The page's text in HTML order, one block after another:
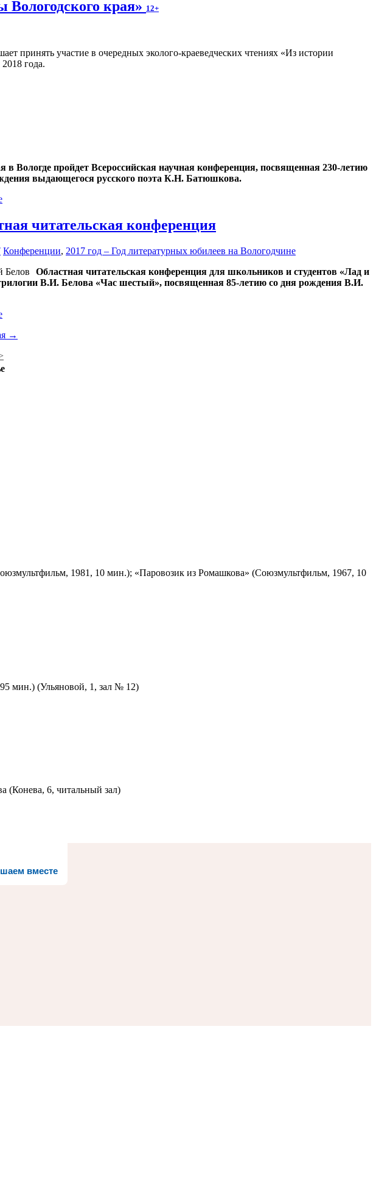
Вологодского края» 12+
принять участие в очередных эколого-краеведческих чтениях «Из истории
года.
в Вологде пройдет Всероссийская научная конференция, посвященная 230-летию
выдающегося русского поэта К.Н. Батюшкова.
читательская конференция
Конференции, 2017 год – Год литературных юбилеев на Вологодчине
Областная читательская конференция для школьников и студентов «Лад и
В.И. Белова «Час шестый», посвященная 85-летию со дня рождения В.И.
→
1981, 10 мин.); «Паровозик из Ромашкова» (Союзмультфильм, 1967, 10
мин.) (Ульяновой, 1, зал № 12)
(Конева, 6, читальный зал)
вместе